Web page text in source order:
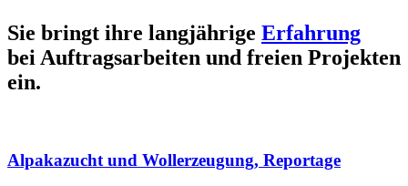
Sie bringt ihre langjährige Erfahrung
bei Auftragsarbeiten und freien Projekten
ein.
Alpakazucht und Wollerzeugung, Reportage